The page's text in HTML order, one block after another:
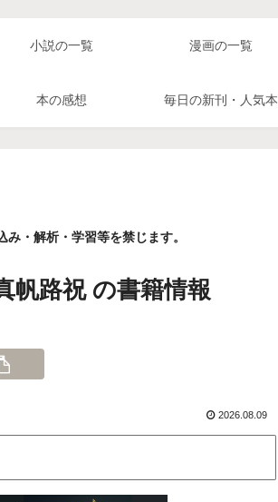
小説の一覧 漫画の一覧
本の感想 毎日の新刊・人気本
・解析・学習等を禁じます。
帆路祝 の書籍情報
2026.08.09